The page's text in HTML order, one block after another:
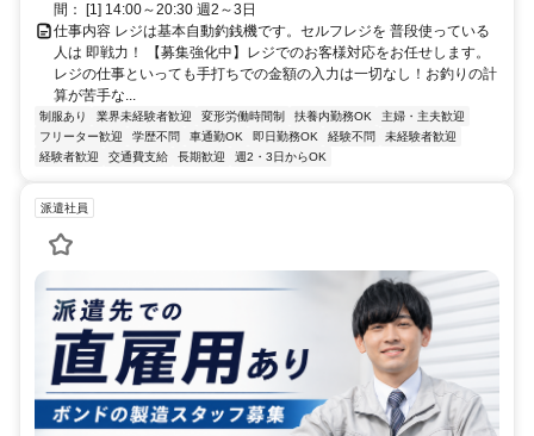
間： [1] 14:00～20:30 週2～3日
仕事内容 レジは基本自動釣銭機です。セルフレジを 普段使っている
人は 即戦力！ 【募集強化中】レジでのお客様対応をお任せします。
レジの仕事といっても手打ちでの金額の入力は一切なし！お釣りの計
算が苦手な...
制服あり 業界未経験者歓迎 変形労働時間制 扶養内勤務OK
主婦・主夫歓迎
フリーター歓迎
学歴不問 車通勤OK 即日勤務OK 経験不問
未経験者歓迎
経験者歓迎
交通費支給 長期歓迎 週2・3日からOK
派遣社員